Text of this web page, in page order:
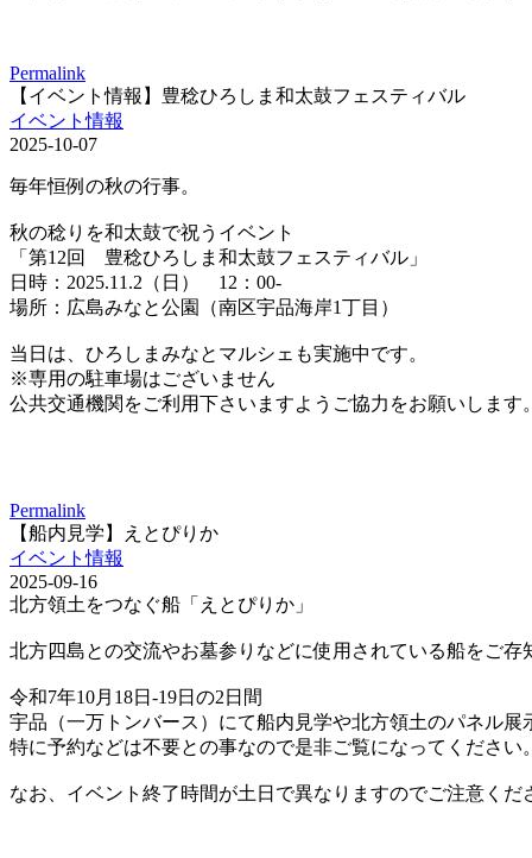
Permalink
【イベント情報】豊稔ひろしま和太鼓フェスティバル
イベント情報
2025-10-07
毎年恒例の秋の行事。
秋の稔りを和太鼓で祝うイベント
「第12回 豊稔ひろしま和太鼓フェスティバル」
日時：2025.11.2（日） 12：00-
場所：広島みなと公園（南区宇品海岸1丁目）
当日は、ひろしまみなとマルシェも実施中です。
※専用の駐車場はございません
公共交通機関をご利用下さいますようご協力をお願いします。
Permalink
【船内見学】えとぴりか
イベント情報
2025-09-16
北方領土をつなぐ船「えとぴりか」
北方四島との交流やお墓参りなどに使用されている船をご存
令和7年10月18日-19日の2日間
宇品（一万トンバース）にて船内見学や北方領土のパネル展
特に予約などは不要との事なので是非ご覧になってください。
なお、イベント終了時間が土日で異なりますのでご注意くだ